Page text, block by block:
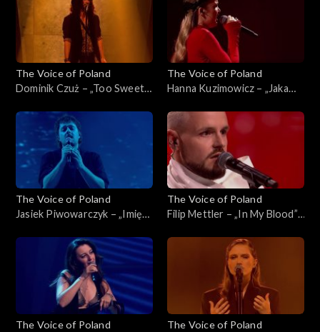
The Voice of Poland
Dominik Czuż – „Too Sweet”,
15 listopada 2025
The Voice of Poland
Hanna Kuzimowicz – „Jaka
of Poland”, Live 2, 15
listopada 2025
The Voice of Poland
Jasiek Piwowarczyk – „Imię
Poland”, Live 1, 8 listopada
The Voice of Poland
Filip Mettler – „In My Blood”,
8 listopada 2025
The Voice of Poland
The Voice of Poland